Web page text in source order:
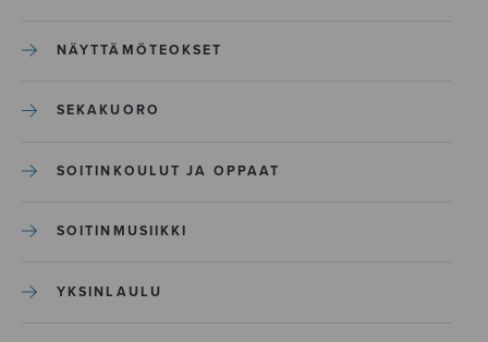
NÄYTTÄMÖTEOKSET
SEKAKUORO
SOITINKOULUT JA OPPAAT
SOITINMUSIIKKI
YKSINLAULU